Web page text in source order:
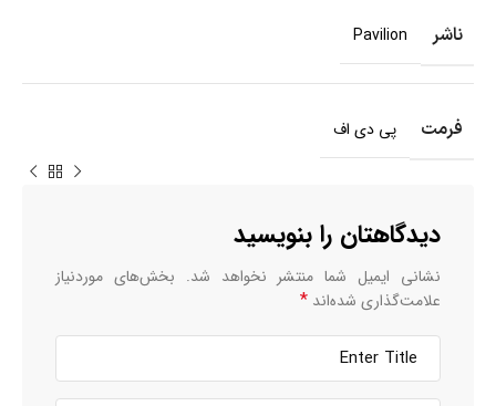
ناشر Pavilion
فرمت پی دی اف
دیدگاهتان را بنویسید
نشانی ایمیل شما منتشر نخواهد شد. بخش‌های موردنیاز
علامت‌گذاری شده‌اند *